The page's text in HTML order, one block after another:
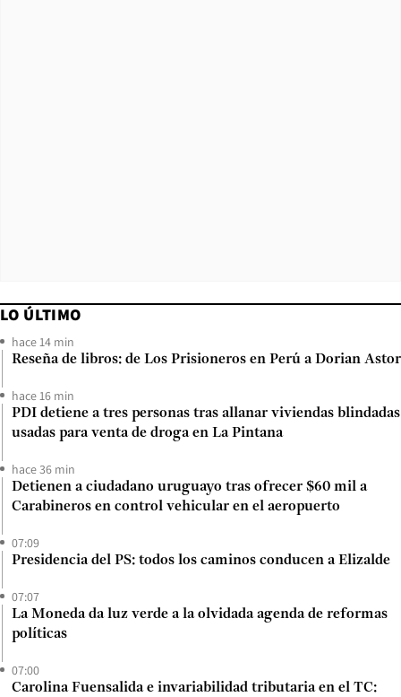
LO ÚLTIMO
hace 14 min
Reseña de libros: de Los Prisioneros en Perú a Dorian Astor
hace 16 min
PDI detiene a tres personas tras allanar viviendas blindadas
usadas para venta de droga en La Pintana
hace 36 min
Detienen a ciudadano uruguayo tras ofrecer $60 mil a
Carabineros en control vehicular en el aeropuerto
07:09
Presidencia del PS: todos los caminos conducen a Elizalde
07:07
La Moneda da luz verde a la olvidada agenda de reformas
políticas
07:00
Carolina Fuensalida e invariabilidad tributaria en el TC: